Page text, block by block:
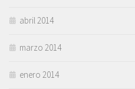
abril 2014
marzo 2014
enero 2014